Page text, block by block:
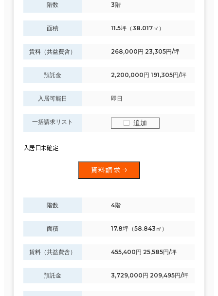
階数 3階
面積 11.5坪（38.017㎡）
賃料（共益費含） 268,000円 23,305円/坪
預託金 2,200,000円 191,305円/坪
入居可能日 即日
一括請求リスト 追加
入居日未確定
資料請求
階数 4階
面積 17.8坪（58.843㎡）
賃料（共益費含） 455,400円 25,585円/坪
預託金 3,729,000円 209,495円/坪